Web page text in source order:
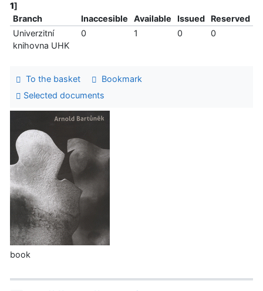
1]
Branch
Inaccesible Available Issued
Reserved
Univerzitní
knihovna UHK
0 1 0 0
To the basket
Bookmark
Selected documents
book